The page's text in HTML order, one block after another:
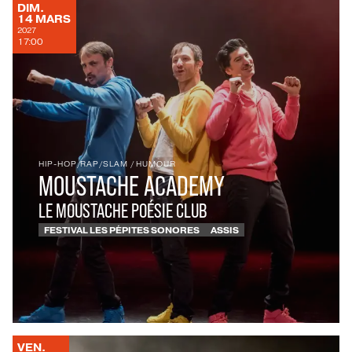
DIMANCHE
DIM.
14 MARS
MARS
2027
17:00
HIP-HOP/RAP/SLAM /HUMOUR
MOUSTACHE ACADEMY
LE MOUSTACHE POÉSIE CLUB
FESTIVAL LES PÉPITES SONORES ASSIS
VENDREDI
VEN.